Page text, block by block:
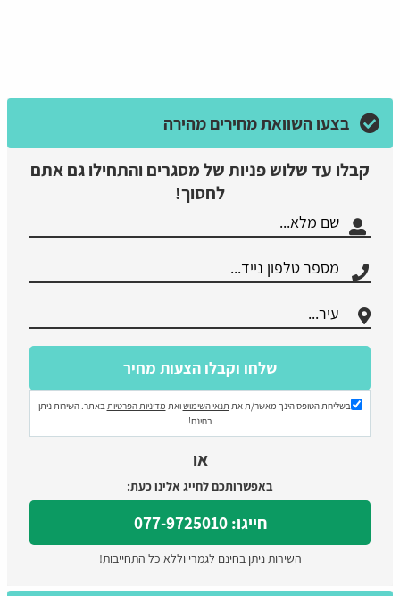
בצעו השוואת מחירים מהירה
קבלו עד שלוש פניות של מסגרים והתחילו גם אתם
לחסוך!
בשליחת הטופס הינך מאשר/ת את תנאי השימושואת מדיניות הפרטיותבאתר. השירות ניתן
בחינם!
או
באפשרותכם לחייג אלינו כעת:
חייגו: 077-9725010
השירות ניתן בחינם לגמרי וללא כל התחייבות!